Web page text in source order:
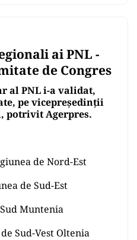
ai PNL -
de Congres
al PNL i-a validat,
pe vicepreședinții
potrivit Agerpres.
de Nord-Est
de Sud-Est
Muntenia
Sud-Vest Oltenia